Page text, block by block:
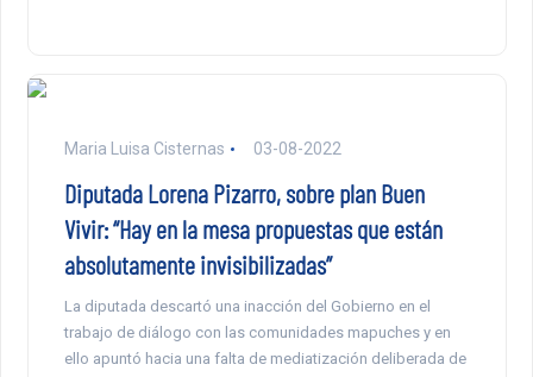
Maria Luisa Cisternas 03-08-2022
Diputada Lorena Pizarro, sobre plan Buen
Vivir: “Hay en la mesa propuestas que están
absolutamente invisibilizadas”
La diputada descartó una inacción del Gobierno en el
trabajo de diálogo con las comunidades mapuches y en
ello apuntó hacia una falta de mediatización deliberada de